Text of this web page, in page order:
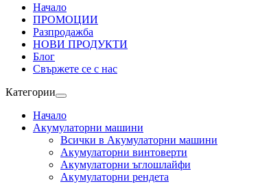
Начало
ПРОМОЦИИ
Разпродажба
НОВИ ПРОДУКТИ
Блог
Свържете се с нас
Категории
Начало
Акумулаторни машини
Всички в Акумулаторни машини
Акумулаторни винтоверти
Акумулаторни ъглошлайфи
Акумулаторни рендета